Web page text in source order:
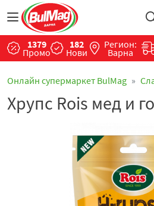
1379
Промо
182
Нови
Регион:
Варна
Онлайн супермаркет BulMag
Хрупс Rois мед и